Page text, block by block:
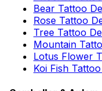
Bear Tattoo
Rose Tattoo
Tree Tattoo
Mountain
Lotus Flower
Koi Fish